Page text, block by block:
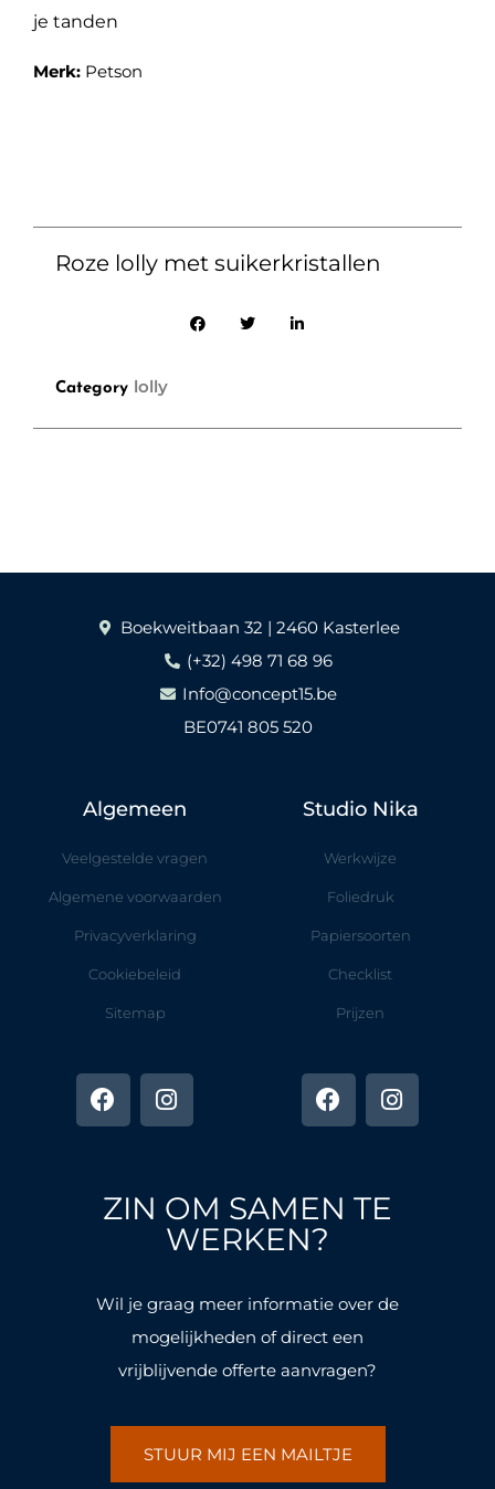
je tanden
Merk: Petson
Roze lolly met suikerkristallen
Category lolly
Boekweitbaan 32 | 2460 Kasterlee
(+32) 498 71 68 96
Info@concept15.be
BE0741 805 520
Algemeen
Veelgestelde vragen
Algemene voorwaarden
Privacyverklaring
Cookiebeleid
Sitemap
a
c
e
o
n
s
t
r
a
m
Studio Nika
Werkwijze
Foliedruk
Papiersoorten
Checklist
Prijzen
a
c
e
o
k
n
s
t
ZIN OM SAMEN TE
WERKEN?
Wil je graag meer informatie over de
mogelijkheden of direct een
vrijblijvende offerte aanvragen?
STUUR MIJ EEN MAILTJE